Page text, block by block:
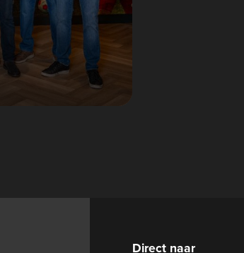
Direct naar